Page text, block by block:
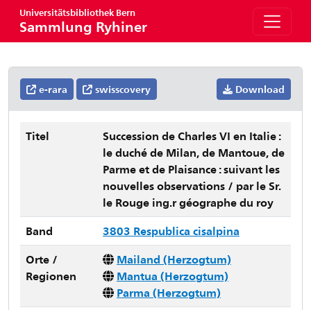
Universitätsbibliothek Bern
Sammlung Ryhiner
e-rara swisscovery Download
Titel
Succession de Charles VI en Italie :
le duché de Milan, de Mantoue, de
Parme et de Plaisance : suivant les
nouvelles observations / par le Sr.
le Rouge ing.r géographe du roy
Band
3803 Respublica cisalpina
Orte /
Regionen
Mailand (Herzogtum)
Mantua (Herzogtum)
Parma (Herzogtum)